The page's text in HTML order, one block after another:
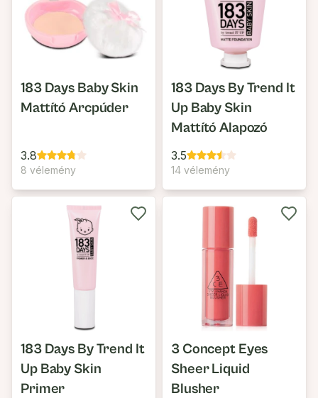
183 Days Baby Skin
Mattító Arcpúder
3.8
8 vélemény
183 Days By Trend It
Up Baby Skin
Mattító Alapozó
3.5
14 vélemény
183 Days By Trend It
Up Baby Skin
Primer
3 Concept Eyes
Sheer Liquid
Blusher